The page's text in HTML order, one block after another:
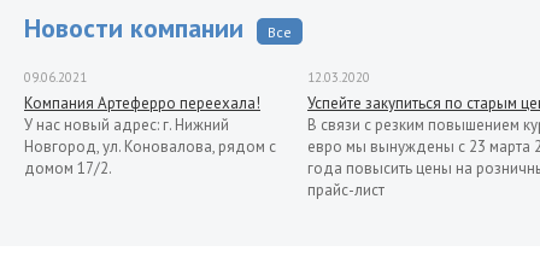
Новости компании Все
09.06.2021
Компания Артеферро переехала!
У нас новый адрес: г. Нижний
Новгород, ул. Коновалова, рядом с
домом 17/2.
12.03.2020
Успейте закупиться по старым
В связи с резким повышением
евро мы вынуждены с 23 марта
года повысить цены на
прайс-лист